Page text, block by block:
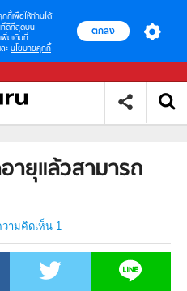
กกี้เพื่อให้ท่านได้
ที่ดีที่สุดบน
พิ่มเติมที่
ละ นโยบายคุกกี้
ตกลง
ายุแล้วสามารถ
วามคิดเห็น 1